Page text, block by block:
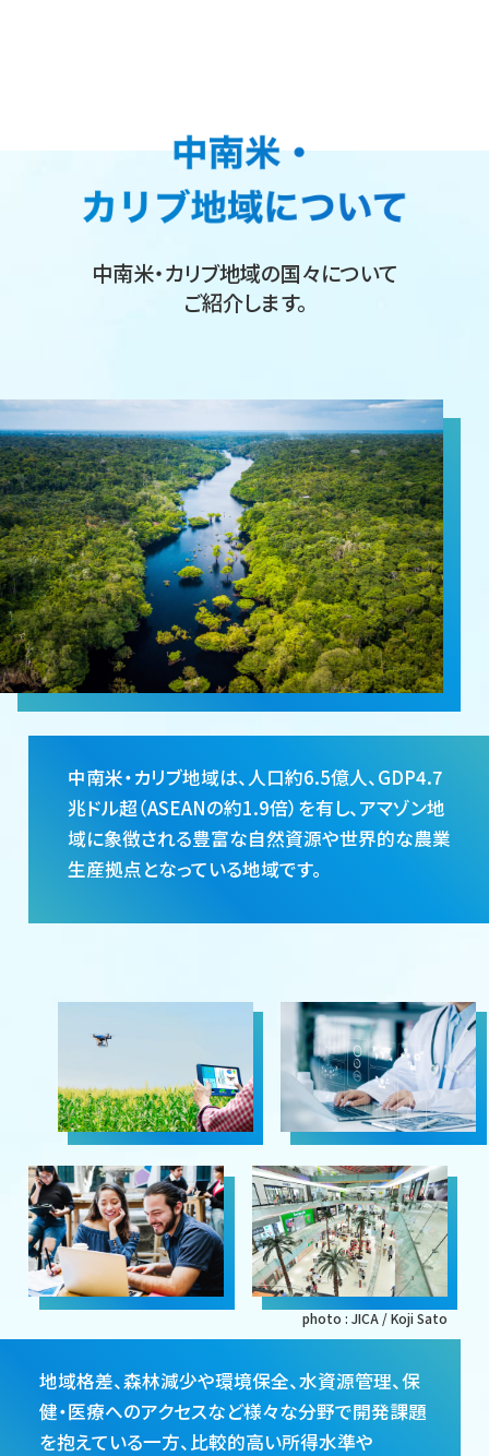
中南米・カリブ地域の国々について
ご紹介します。
中南米・カリブ地域は、人口約6.5億人、GDP4.7
兆ドル超（ASEANの約1.9倍）を有し、アマゾン地
域に象徴される豊富な自然資源や世界的な農業
生産拠点となっている地域です。
地域格差、森林減少や環境保全、水資源管理、保
健・医療へのアクセスなど様々な分野で開発課題
を抱えている一方、比較的高い所得水準や
photo : JICA / Koji Sato